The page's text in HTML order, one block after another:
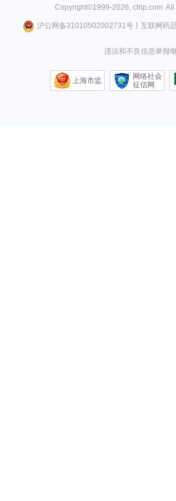
Copyright©1999-2026 ctrip.com .
沪公网备31010502002731号丨 互联网药
违法和不良信息举报
上海市监
网络社会
征信网